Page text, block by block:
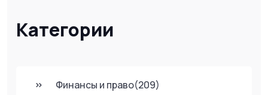
Категории
Финансы и право(209)